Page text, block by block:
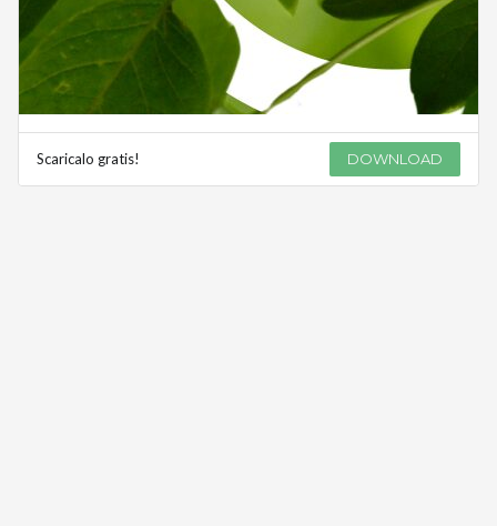
Scaricalo gratis! DOWNLOAD